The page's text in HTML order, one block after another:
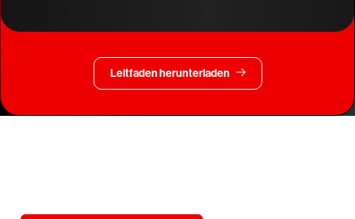
Leitfaden herunterladen